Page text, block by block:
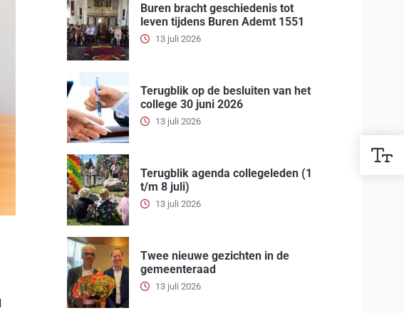
Buren bracht geschiedenis tot
leven tijdens Buren Ademt 1551
13 juli 2026
Terugblik op de besluiten van het
college 30 juni 2026
13 juli 2026
Terugblik agenda collegeleden (1
t/m 8 juli)
13 juli 2026
Twee nieuwe gezichten in de
gemeenteraad
13 juli 2026